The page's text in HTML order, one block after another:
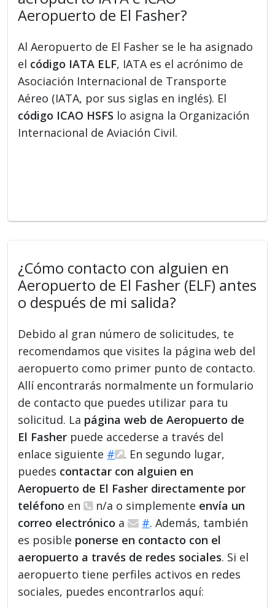
Aeropuerto de El Fasher?
Al Aeropuerto de El Fasher se le ha asignado
el código IATA ELF, IATA es el acrónimo de
Asociación Internacional de Transporte
Aéreo (IATA, por sus siglas en inglés). El
código ICAO HSFS lo asigna la Organización
Internacional de Aviación Civil.
¿Cómo contacto con alguien en
Aeropuerto de El Fasher (ELF) antes
o después de mi salida?
Debido al gran número de solicitudes, te
recomendamos que visites la página web del
aeropuerto como primer punto de contacto.
Allí encontrarás normalmente un formulario
de contacto que puedes utilizar para tu
solicitud. La página web de Aeropuerto de
El Fasher puede accederse a través del
enlace siguiente #
. En segundo lugar,
puedes contactar con alguien en
Aeropuerto de El Fasher directamente por
teléfono en n/a o simplemente envía un
correo electrónico a #. Además, también
es posible ponerse en contacto con el
aeropuerto a través de redes sociales. Si el
aeropuerto tiene perfiles activos en redes
sociales, puedes encontrarlos aquí: